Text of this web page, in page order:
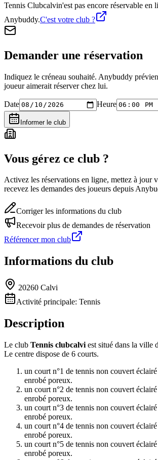
Tennis Clubcalvin'est pas encore réservable en
Anybuddy.C'est votre club ?
Demander une réservation
Indiquez le créneau souhaité. Anybuddy
joueur aimerait réserver chez lui.
Date Heure
Informer le club
Vous gérez ce club ?
Activez les réservations en ligne, mettez à jour
recevez les demandes des joueurs depuis
Corriger les informations du club
Recevoir plus de demandes de réservation
Référencer mon club
Informations du club
20260 Calvi
Activité principale: Tennis
Description
Le club Tennis clubcalvi est situé dans la ville
Le centre dispose de 6 courts.
un court n°1 de tennis non couvert
enrobé poreux.
un court n°2 de tennis non couvert
enrobé poreux.
un court n°3 de tennis non couvert
enrobé poreux.
un court n°4 de tennis non couvert
enrobé poreux.
un court n°5 de tennis non couvert
enrobé poreux.